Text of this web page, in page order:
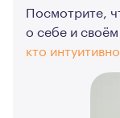
Посмотрите,
о себе и
кто